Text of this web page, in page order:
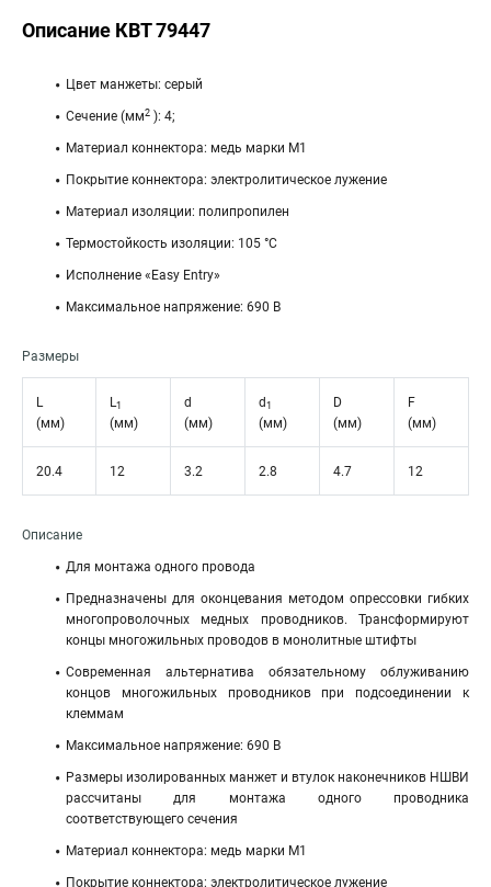
Описание КВТ 79447
Цвет манжеты: серый
Сечение (мм2 ): 4;
Материал коннектора: медь марки М1
Покрытие коннектора: электролитическое лужение
Материал изоляции: полипропилен
Термостойкость изоляции: 105 °C
Исполнение «Easy Entry»
Максимальное напряжение: 690 В
Размеры
L
(мм)
L1
(мм)
d
(мм)
d 1
(мм)
D
(мм)
F
(мм)
20.4 12 3.2 2.8 4.7 12
Описание
Для монтажа одного провода
Предназначены для оконцевания методом опрессовки гибких
многопроволочных медных проводников. Трансформируют
концы многожильных проводов в монолитные штифты
Современная альтернатива обязательному облуживанию
концов многожильных проводников при подсоединении к
клеммам
Максимальное напряжение: 690 В
Размеры изолированных манжет и втулок наконечников НШВИ
рассчитаны для монтажа одного проводника
соответствующего сечения
Материал коннектора: медь марки М1
Покрытие коннектора: электролитическое лужение